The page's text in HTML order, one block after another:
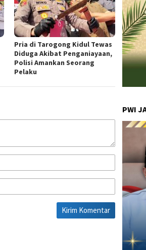
Pria di Tarogong Kidul Tewas
Diduga Akibat Penganiayaan,
Polisi Amankan Seorang
Pelaku
PWI